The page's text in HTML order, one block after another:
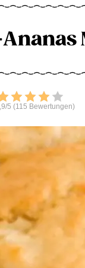
Bewerten
5 (115 Bewertungen)